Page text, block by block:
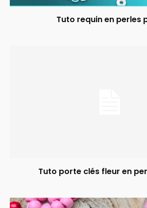
Tuto requin en perles
Tuto porte clés fleur en